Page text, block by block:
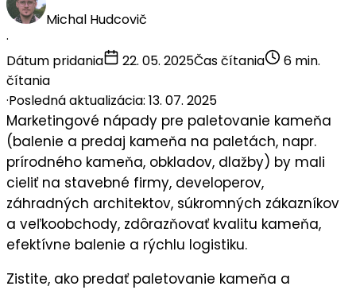
Michal Hudcovič
·
Dátum pridania
22. 05. 2025Čas čítania
6 min.
čítania
·Posledná aktualizácia: 13. 07. 2025
Marketingové nápady pre paletovanie kameňa
(balenie a predaj kameňa na paletách, napr.
prírodného kameňa, obkladov, dlažby) by mali
cieliť na stavebné firmy, developerov,
záhradných architektov, súkromných zákazníkov
a veľkoobchody, zdôrazňovať kvalitu kameňa,
efektívne balenie a rýchlu logistiku.
Zistite, ako predať paletovanie kameňa a